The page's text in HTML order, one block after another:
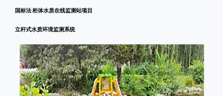
国标法 柜体水质在线监测站项目
立杆式水质环境监测系统